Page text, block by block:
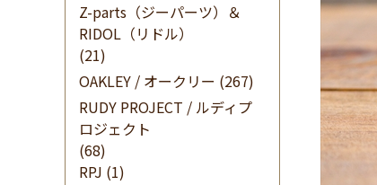
Z-parts（ジーパーツ）＆
RIDOL（リドル）
(21)
OAKLEY / オークリー (267)
RUDY PROJECT / ルディプ
ロジェクト
(68)
RPJ (1)